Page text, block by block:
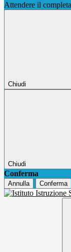
Attendere il
Chiudi
Chiudi
Conferma
Annulla Conferma